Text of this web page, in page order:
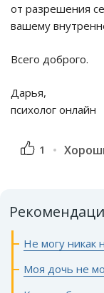
от разрешения
вашему
Всего доброго.
Дарья,
психолог онлайн
1
Не могу никак
Моя дочь не